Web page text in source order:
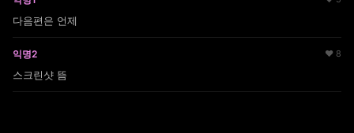
다음편은 언제
익명2 ♥ 8
스크린샷 뜸